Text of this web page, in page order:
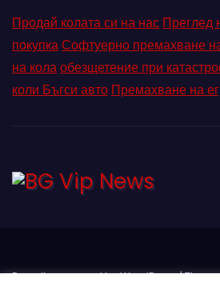
Продай колата си на нас Преглед
покупкаСофтуерно премахване
на колаобезщетение при
коли Бъгси авто Премахване на
Proudly powered by WordPress|